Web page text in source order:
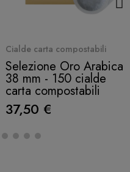
Quick View
Cialde carta compostabili
Selezione Oro Arabica
38 mm - 150 cialde
carta compostabili
37,50 €